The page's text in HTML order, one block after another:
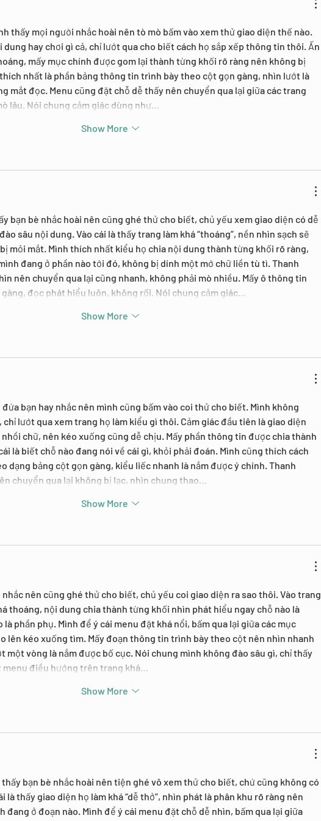
thấy mọi người nhắc hoài nên tò mò bấm vào xem thử giao diện thế nào.
dung hay chơi gì cả, chỉ lướt qua cho biết cách họ sắp xếp thông tin thôi. Ấn
mấy mục chính được gom lại thành từng khối rõ ràng nên không bị
thích nhất là phần bảng thông tin trình bày theo cột gọn gàng, nhìn lướt là
mắt đọc. Menu cũng đặt chỗ dễ thấy nên chuyển qua lại giữa các trang
lâu. Nói chung cảm giác dùng như…
Show More
bạn bè nhắc hoài nên cũng ghé thử cho biết, chủ yếu xem giao diện có dễ
sâu nội dung. Vào cái là thấy trang làm khá “thoáng”, nền nhìn sạch sẽ
mỏi mắt. Mình thích nhất kiểu họ chia nội dung thành từng khối rõ ràng,
đang ở phần nào tới đó, không bị dính một mớ chữ liền tù tì. Thanh
nên chuyển qua lại cũng nhanh, không phải mò nhiều. Mấy ô thông tin
đọc phát hiểu luôn, không rối. Nói chung cảm giác…
Show More
bạn hay nhắc nên mình cũng bấm vào coi thử cho biết. Mình không
lướt qua xem trang họ làm kiểu gì thôi. Cảm giác đầu tiên là giao diện
chữ, nên kéo xuống cũng dễ chịu. Mấy phần thông tin được chia thành
là biết chỗ nào đang nói về cái gì, khỏi phải đoán. Mình cũng thích cách
dạng bảng cột gọn gàng, kiểu liếc nhanh là nắm được ý chính. Thanh
chuyển qua lại không bị lạc, nhìn chung thao…
Show More
nên cũng ghé thử cho biết, chủ yếu coi giao diện ra sao thôi. Vào trang
thoáng, nội dung chia thành từng khối nhìn phát hiểu ngay chỗ nào là
phần phụ. Mình để ý cái menu đặt khá nổi, bấm qua lại giữa các mục
lên kéo xuống tìm. Mấy đoạn thông tin trình bày theo cột nên nhìn nhanh
một vòng là nắm được bố cục. Nói chung mình không đào sâu gì, chỉ thấy
menu điều hướng trên trang khá…
Show More
thấy bạn bè nhắc hoài nên tiện ghé vô xem thử cho biết, chứ cũng không có
là thấy giao diện họ làm khá “dễ thở”, nhìn phát là phân khu rõ ràng nên
đang ở đoạn nào. Mình để ý cái menu đặt chỗ dễ nhìn, bấm qua lại giữa